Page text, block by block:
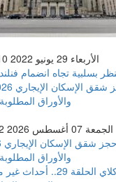
الأربعاء 29 يونيو 2022 01:10 مساءً
بسلبية تجاه انضمام
الجمعة 07 أغسطس 2026 01:02 صباحاً
والأوراق